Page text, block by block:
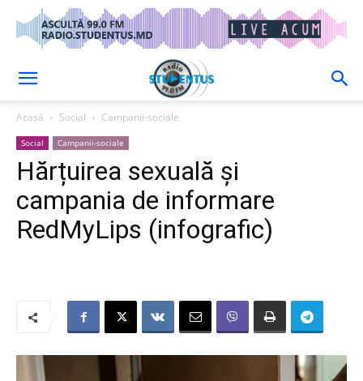
Acasă Social Campanii-sociale
Social Campanii-sociale
Hărțuirea sexuală și
campania de informare
RedMyLips (infografic)